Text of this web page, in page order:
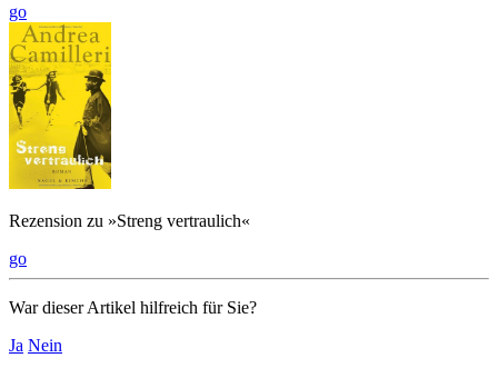
go
Rezension zu »Streng vertraulich«
go
War dieser Artikel hilfreich für Sie?
Ja Nein